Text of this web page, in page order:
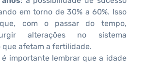
em torno de 30% a 60%. Isso
com o passar do tempo,
alterações no sistema
afetam a fertilidade.
é importante lembrar que a idade